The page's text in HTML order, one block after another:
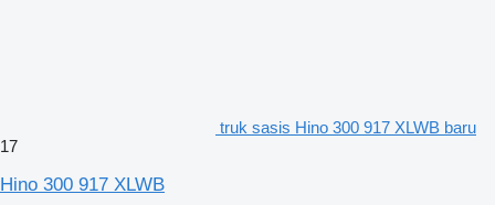
truk sasis Hino 300 917 XLWB baru
17
Hino 300 917 XLWB